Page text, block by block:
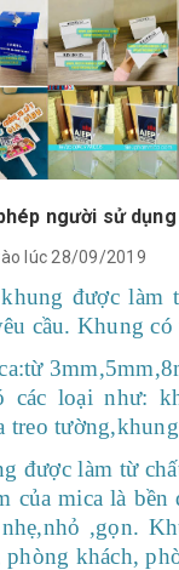
người sử
lúc 28/09/2019
được làm
cầu. Khung
các loại như:
treo
được làm từ
của mica là
,gọn.
phòng khách,